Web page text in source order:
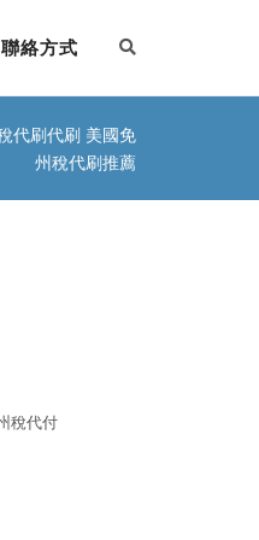
聯絡方式
代刷代刷 美國免
州稅代刷推薦
稅代付